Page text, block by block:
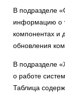
В подразделе
информацию о
компонентах и
обновления
В подразделе
о работе
Таблица